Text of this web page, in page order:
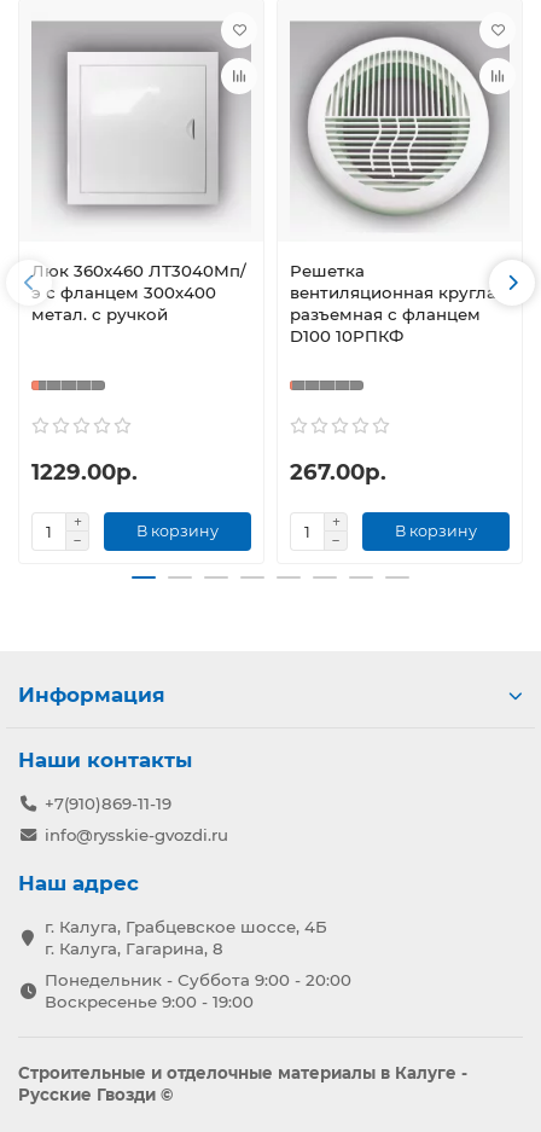
Люк 360х460 ЛТ3040Мп/
э с фланцем 300х400
метал. с ручкой
1229.00р.
В корзину
Решетка
вентиляционная круглая
разъемная с фланцем
D100 10РПКФ
267.00р.
В корзину
Информация
Наши контакты
+7(910)869-11-19
info@rysskie-gvozdi.ru
Наш адрес
г. Калуга, Грабцевское шоссе, 4Б
г. Калуга, Гагарина, 8
Понедельник - Суббота 9:00 - 20:00
Воскресенье 9:00 - 19:00
Строительные и отделочные материалы в Калуге -
Русские Гвозди ©